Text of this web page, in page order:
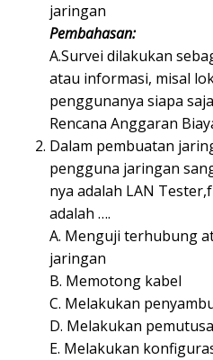
jaringan
Pembahasan:
A.Survei dilakukan
atau informasi, misal
penggunanya siapa
Rencana Anggaran
Dalam pembuatan
pengguna jaringan
nya adalah LAN
adalah ….
A. Menguji terhubung
jaringan
B. Memotong kabel
C. Melakukan
D. Melakukan
E. Melakukan